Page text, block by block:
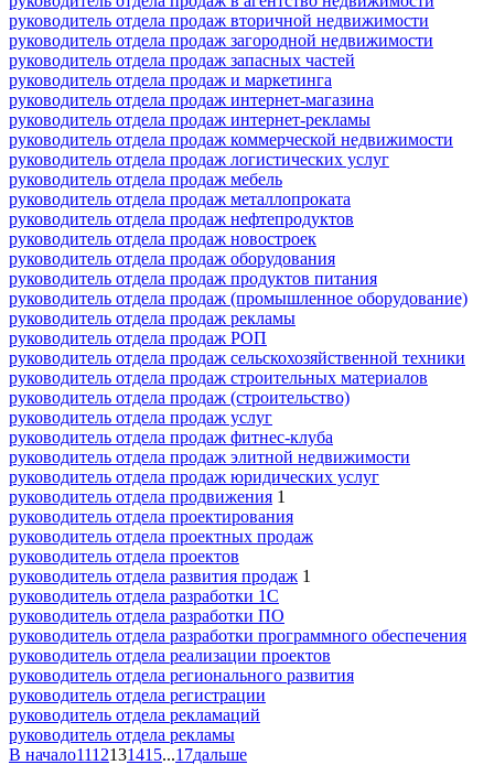
руководитель отдела продаж вторичной недвижимости
руководитель отдела продаж загородной недвижимости
руководитель отдела продаж запасных частей
руководитель отдела продаж и маркетинга
руководитель отдела продаж интернет-магазина
руководитель отдела продаж интернет-рекламы
руководитель отдела продаж коммерческой недвижимости
руководитель отдела продаж логистических услуг
руководитель отдела продаж мебель
руководитель отдела продаж металлопроката
руководитель отдела продаж нефтепродуктов
руководитель отдела продаж новостроек
руководитель отдела продаж оборудования
руководитель отдела продаж продуктов питания
руководитель отдела продаж (промышленное оборудование)
руководитель отдела продаж рекламы
руководитель отдела продаж РОП
руководитель отдела продаж сельскохозяйственной техники
руководитель отдела продаж строительных материалов
руководитель отдела продаж (строительство)
руководитель отдела продаж услуг
руководитель отдела продаж фитнес-клуба
руководитель отдела продаж элитной недвижимости
руководитель отдела продаж юридических услуг
руководитель отдела продвижения 1
руководитель отдела проектирования
руководитель отдела проектных продаж
руководитель отдела проектов
руководитель отдела развития продаж 1
руководитель отдела разработки 1С
руководитель отдела разработки ПО
руководитель отдела разработки программного обеспечения
руководитель отдела реализации проектов
руководитель отдела регионального развития
руководитель отдела регистрации
руководитель отдела рекламаций
руководитель отдела рекламы
В начало1112131415...17дальше